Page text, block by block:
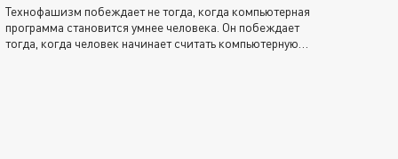
Технофашизм побеждает не тогда, когда компьютерная
программа становится умнее человека. Он побеждает
тогда, когда человек начинает считать компьютерную